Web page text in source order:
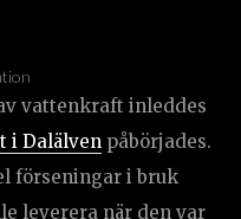
vattenkraft inleddes
i Dalälven påbörjades.
förseningar i bruk
leverera när den var